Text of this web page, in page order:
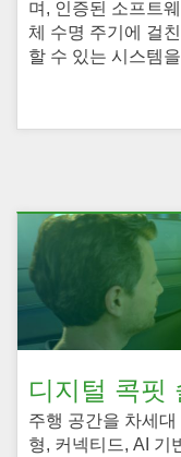
며, 인증된 소프트
체 수명 주기에 걸
할 수 있는 시스템
디지털 콕핏
주행 공간을 차세
형, 커넥티드, AI 기